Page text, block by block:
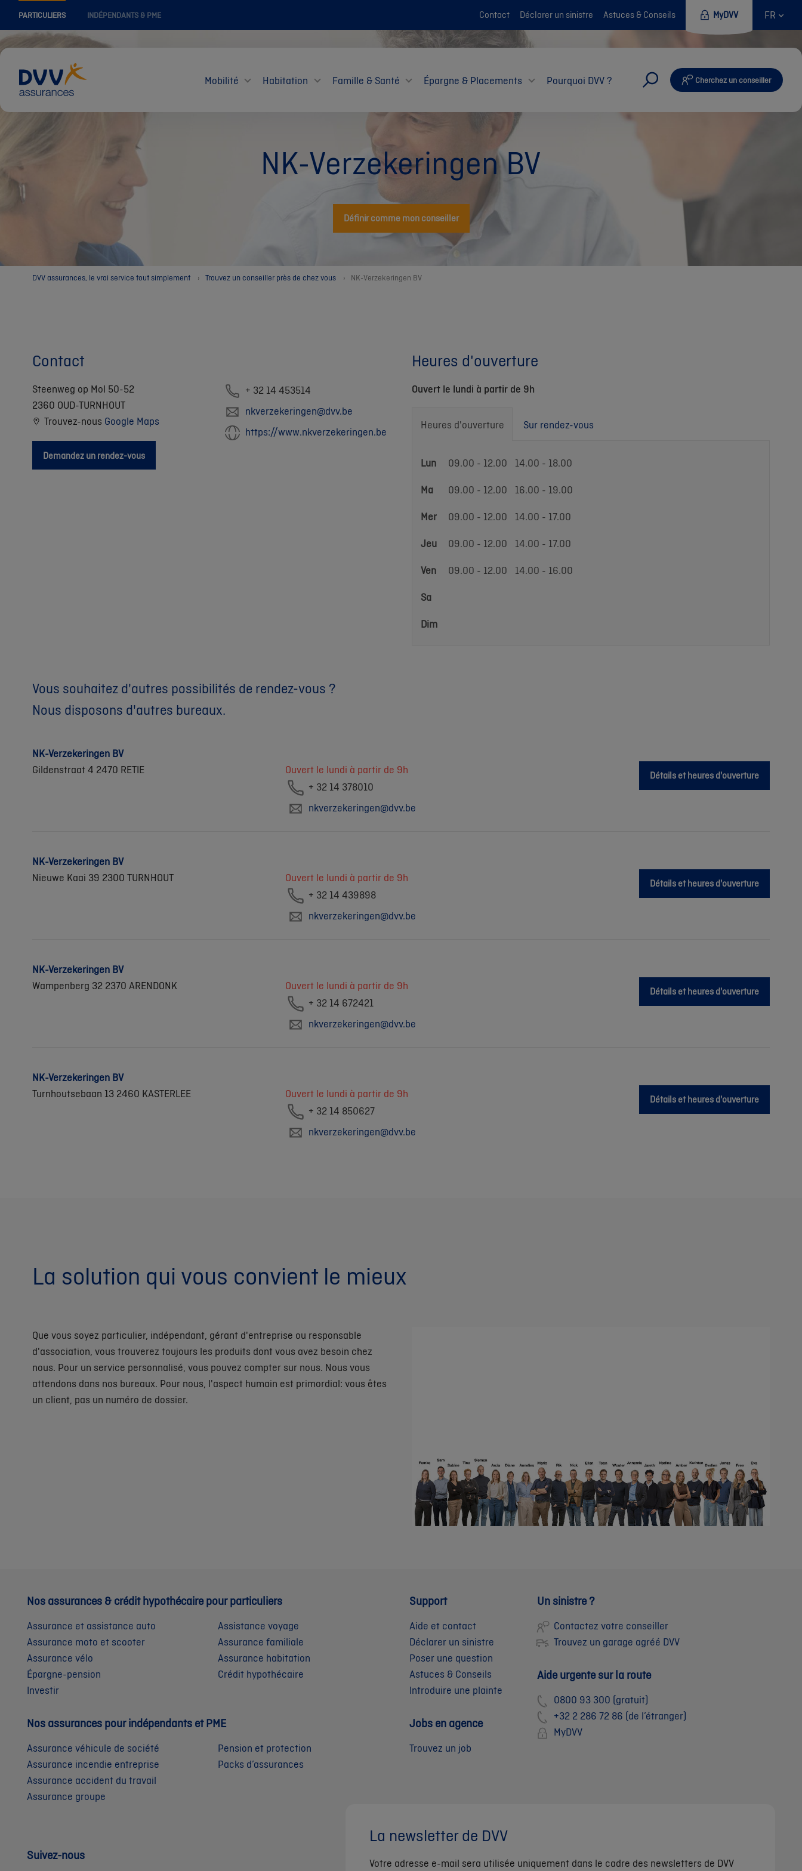
PARTICULIERS INDÉPENDANTS & PME Contact Déclarer un sinistre Astuces & Conseils MyDVV FR
Mobilité Habitation Famille & Santé Épargne & Placements Pourquoi DVV ? Cherchez un conseiller
NK-Verzekeringen BV
Définir comme mon conseiller
DVV assurances, le vrai service tout simplement Trouvez un conseiller près de chez vous NK-Verzekeringen BV
Contact
Steenweg op Mol 50-52
2360 OUD-TURNHOUT
Trouvez-nous Google Maps
Demandez un rendez-vous
+ 32 14 453514
nkverzekeringen@dvv.be
https://www.nkverzekeringen.be
Heures d'ouverture
Ouvert le lundi à partir de 9h
Heures d'ouverture Sur rendez-vous
Heures
Lun 09.00 - 12.00
14.00 - 18.00
Ma
09.00 - 12.00
16.00 - 19.00
Mer
09.00 - 12.00
14.00 - 17.00
Jeu
09.00 - 12.00
14.00 - 17.00
Ven
09.00 - 12.00
14.00 - 16.00
Sa
Dim
Vous souhaitez d'autres possibilités de rendez-vous ?
Nous disposons d'autres bureaux.
NK-Verzekeringen BV
Gildenstraat 4 2470 RETIE
Ouvert le lundi à partir de 9h
+ 32 14 378010
nkverzekeringen@dvv.be
Détails et heures d'ouverture
NK-Verzekeringen BV
Nieuwe Kaai 39 2300 TURNHOUT
Ouvert le lundi à partir de 9h
+ 32 14 439898
nkverzekeringen@dvv.be
Détails et heures d'ouverture
NK-Verzekeringen BV
Wampenberg 32 2370 ARENDONK
Ouvert le lundi à partir de 9h
+ 32 14 672421
nkverzekeringen@dvv.be
Détails et heures d'ouverture
NK-Verzekeringen BV
Turnhoutsebaan 13 2460 KASTERLEE
Ouvert le lundi à partir de 9h
+ 32 14 850627
nkverzekeringen@dvv.be
Détails et heures d'ouverture
La solution qui vous convient le mieux
Que vous soyez particulier, indépendant, gérant d'entreprise ou responsable
d'association, vous trouverez toujours les produits dont vous avez besoin chez
nous. Pour un service personnalisé, vous pouvez compter sur nous. Nous vous
attendons dans nos bureaux. Pour nous, l'aspect humain est primordial: vous êtes
un client, pas un numéro de dossier.
Nos assurances & crédit hypothécaire pour particuliers
Assurance et assistance auto
Assistance voyage
Assurance moto et scooter
Assurance familiale
Assurance vélo
Assurance habitation
Épargne-pension
Crédit hypothécaire
Investir
Nos assurances pour indépendants et PME
Assurance véhicule de société
Pension et protection
Assurance incendie entreprise
Packs d’assurances
Assurance accident du travail
Assurance groupe
Support
Aide et contact
Déclarer un sinistre
Poser une question
Astuces & Conseils
Introduire une plainte
Jobs en agence
Trouvez un job
Un sinistre ?
Contactez votre conseiller
Trouvez un garage agréé DVV
Aide urgente sur la route
0800 93 300 (gratuit)
+32 2 286 72 86 (de l’étranger)
MyDVV
Suivez-nous
La newsletter de DVV
Votre adresse e-mail sera utilisée uniquement dans le cadre des newsletters de DVV